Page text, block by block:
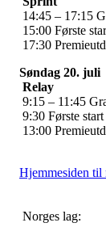
14:45 – 17:15
15:00 Første
17:30
Søndag 20. juli
Relay
9:15 – 11:45
9:30 Første start
13:00
Hjemmesiden til
Norges lag: